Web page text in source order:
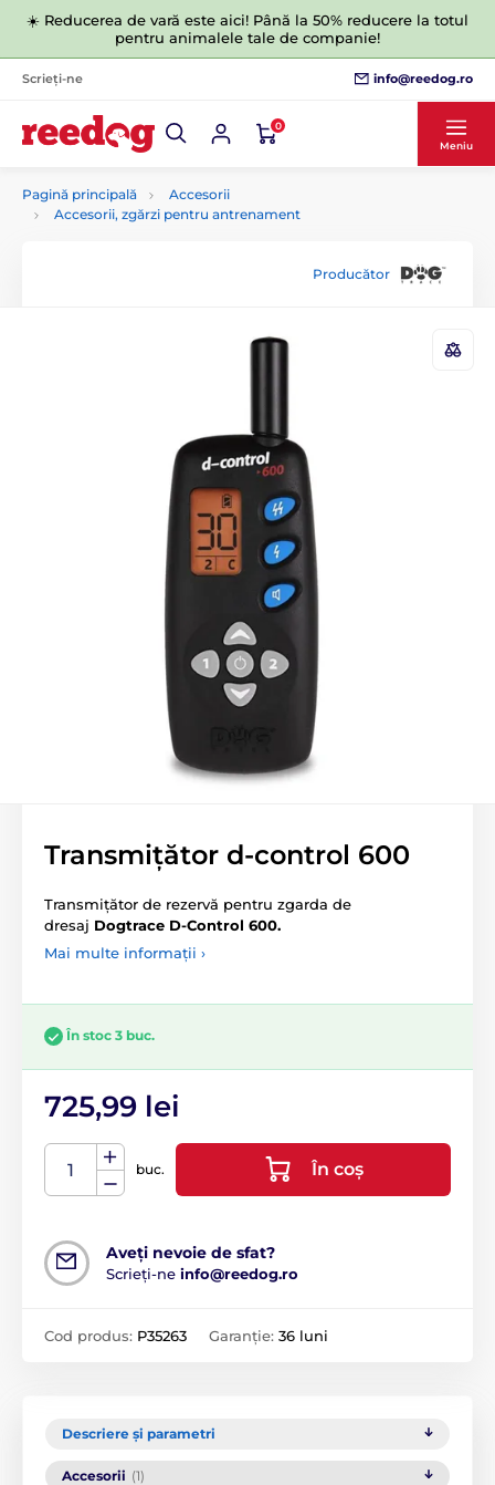
☀️ Reducerea de vară este aici! Până la 50% reducere la totul
pentru animalele tale de companie!
Scrieți-ne info@reedog.ro
0
Meniu
Pagină principală
Accesorii
Accesorii, zgărzi pentru antrenament
Producător
Transmițător d-control 600
Transmițător de rezervă pentru zgarda de
dresaj Dogtrace D-Control 600.
Mai multe informații ›
În stoc 3 buc.
725,99 lei
buc. În coș
Aveți nevoie de sfat?
Scrieți-ne info@reedog.ro
Cod produs: P35263 Garanție: 36 luni
Descriere și parametri
Accesorii (1)